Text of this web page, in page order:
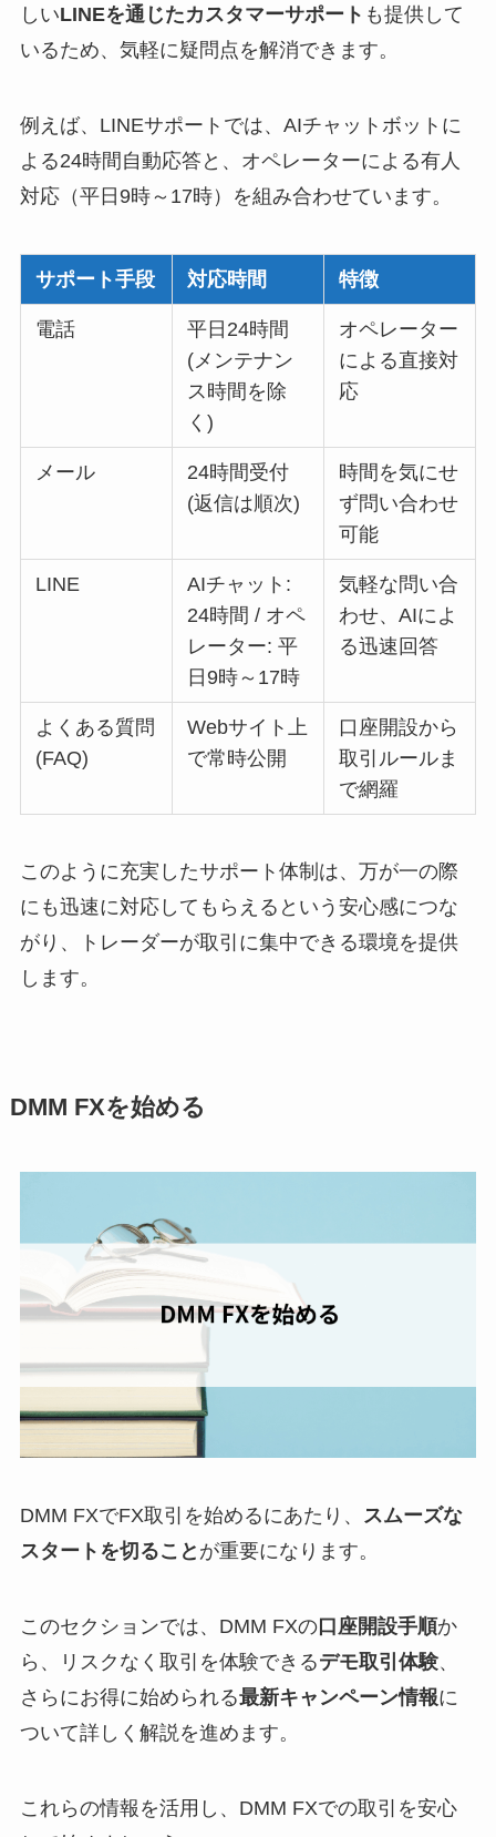
しいLINEを通じたカスタマーサポート も提供して
いるため、気軽に疑問点を解消できます。
例えば、LINEサポートでは、AIチャットボットに
よる24時間自動応答と、オペレーターによる有人
対応（平日9時～17時）を組み合わせています。
サポート手段 対応時間 特徴
電話
平日24時間
(メンテナン
ス時間を除
く)
オペレーター
による直接対
応
メール
24時間受付
(返信は順次)
時間を気にせ
ず問い合わせ
可能
LINE
AIチャット:
24時間 / オペ
レーター: 平
日9時～17時
気軽な問い合
わせ、AIによ
る迅速回答
よくある質問
(FAQ)
Webサイト上
で常時公開
口座開設から
取引ルールま
で網羅
このように充実したサポート体制は、万が一の際
にも迅速に対応してもらえるという安心感につな
がり、トレーダーが取引に集中できる環境を提供
します。
DMM FXを始める
DMM FXでFX取引を始めるにあたり、
スムーズな
スタートを切ること が重要になります。
このセクションでは、DMM FXの口座開設手順か
ら、リスクなく取引を体験できるデモ取引体験、
さらにお得に始められる最新キャンペーン情報に
ついて詳しく解説を進めます。
これらの情報を活用し、DMM FXでの取引を安心